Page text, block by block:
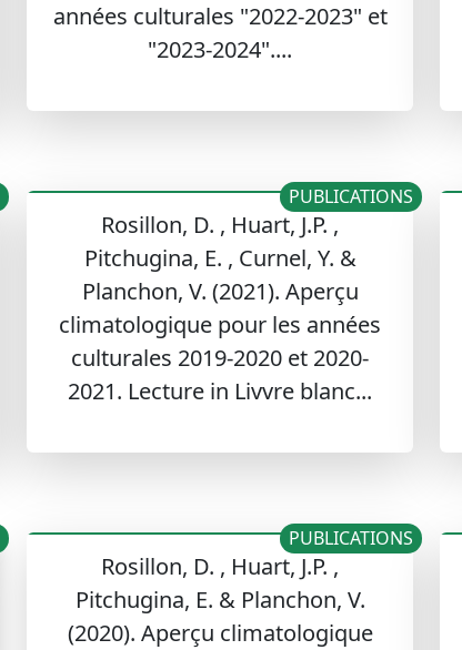
années culturales "2022-2023" et
"2023-2024"....
Rosillon, D. , Huart, J.P. ,
Pitchugina, E. , Curnel, Y. &
Planchon, V. (2021). Aperçu
climatologique pour les années
culturales 2019-2020 et 2020-
2021. Lecture in Livvre blanc...
PUBLICATIONS
Rosillon, D. , Huart, J.P. ,
Pitchugina, E. & Planchon, V.
(2020). Aperçu climatologique
PUBLICATIONS